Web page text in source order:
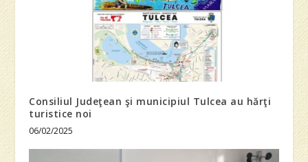
Consiliul Judeţean şi municipiul Tulcea au hărţi
turistice noi
06/02/2025